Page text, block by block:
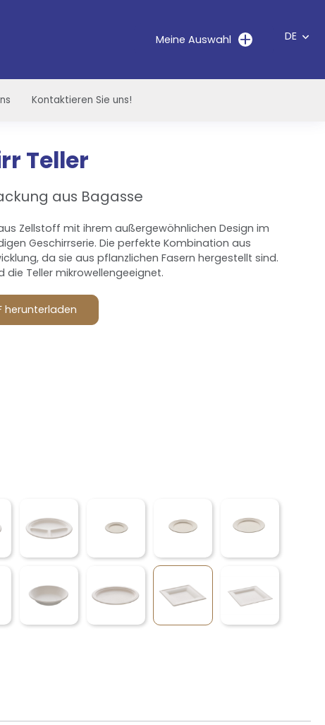
Meine Auswahl DE
Kontaktieren Sie uns!
Teller
aus Bagasse
Zellstoff mit ihrem außergewöhnlichen Design im
Geschirrserie. Die perfekte Kombination aus
da sie aus pflanzlichen Fasern hergestellt sind.
Teller mikrowellengeeignet.
herunterladen